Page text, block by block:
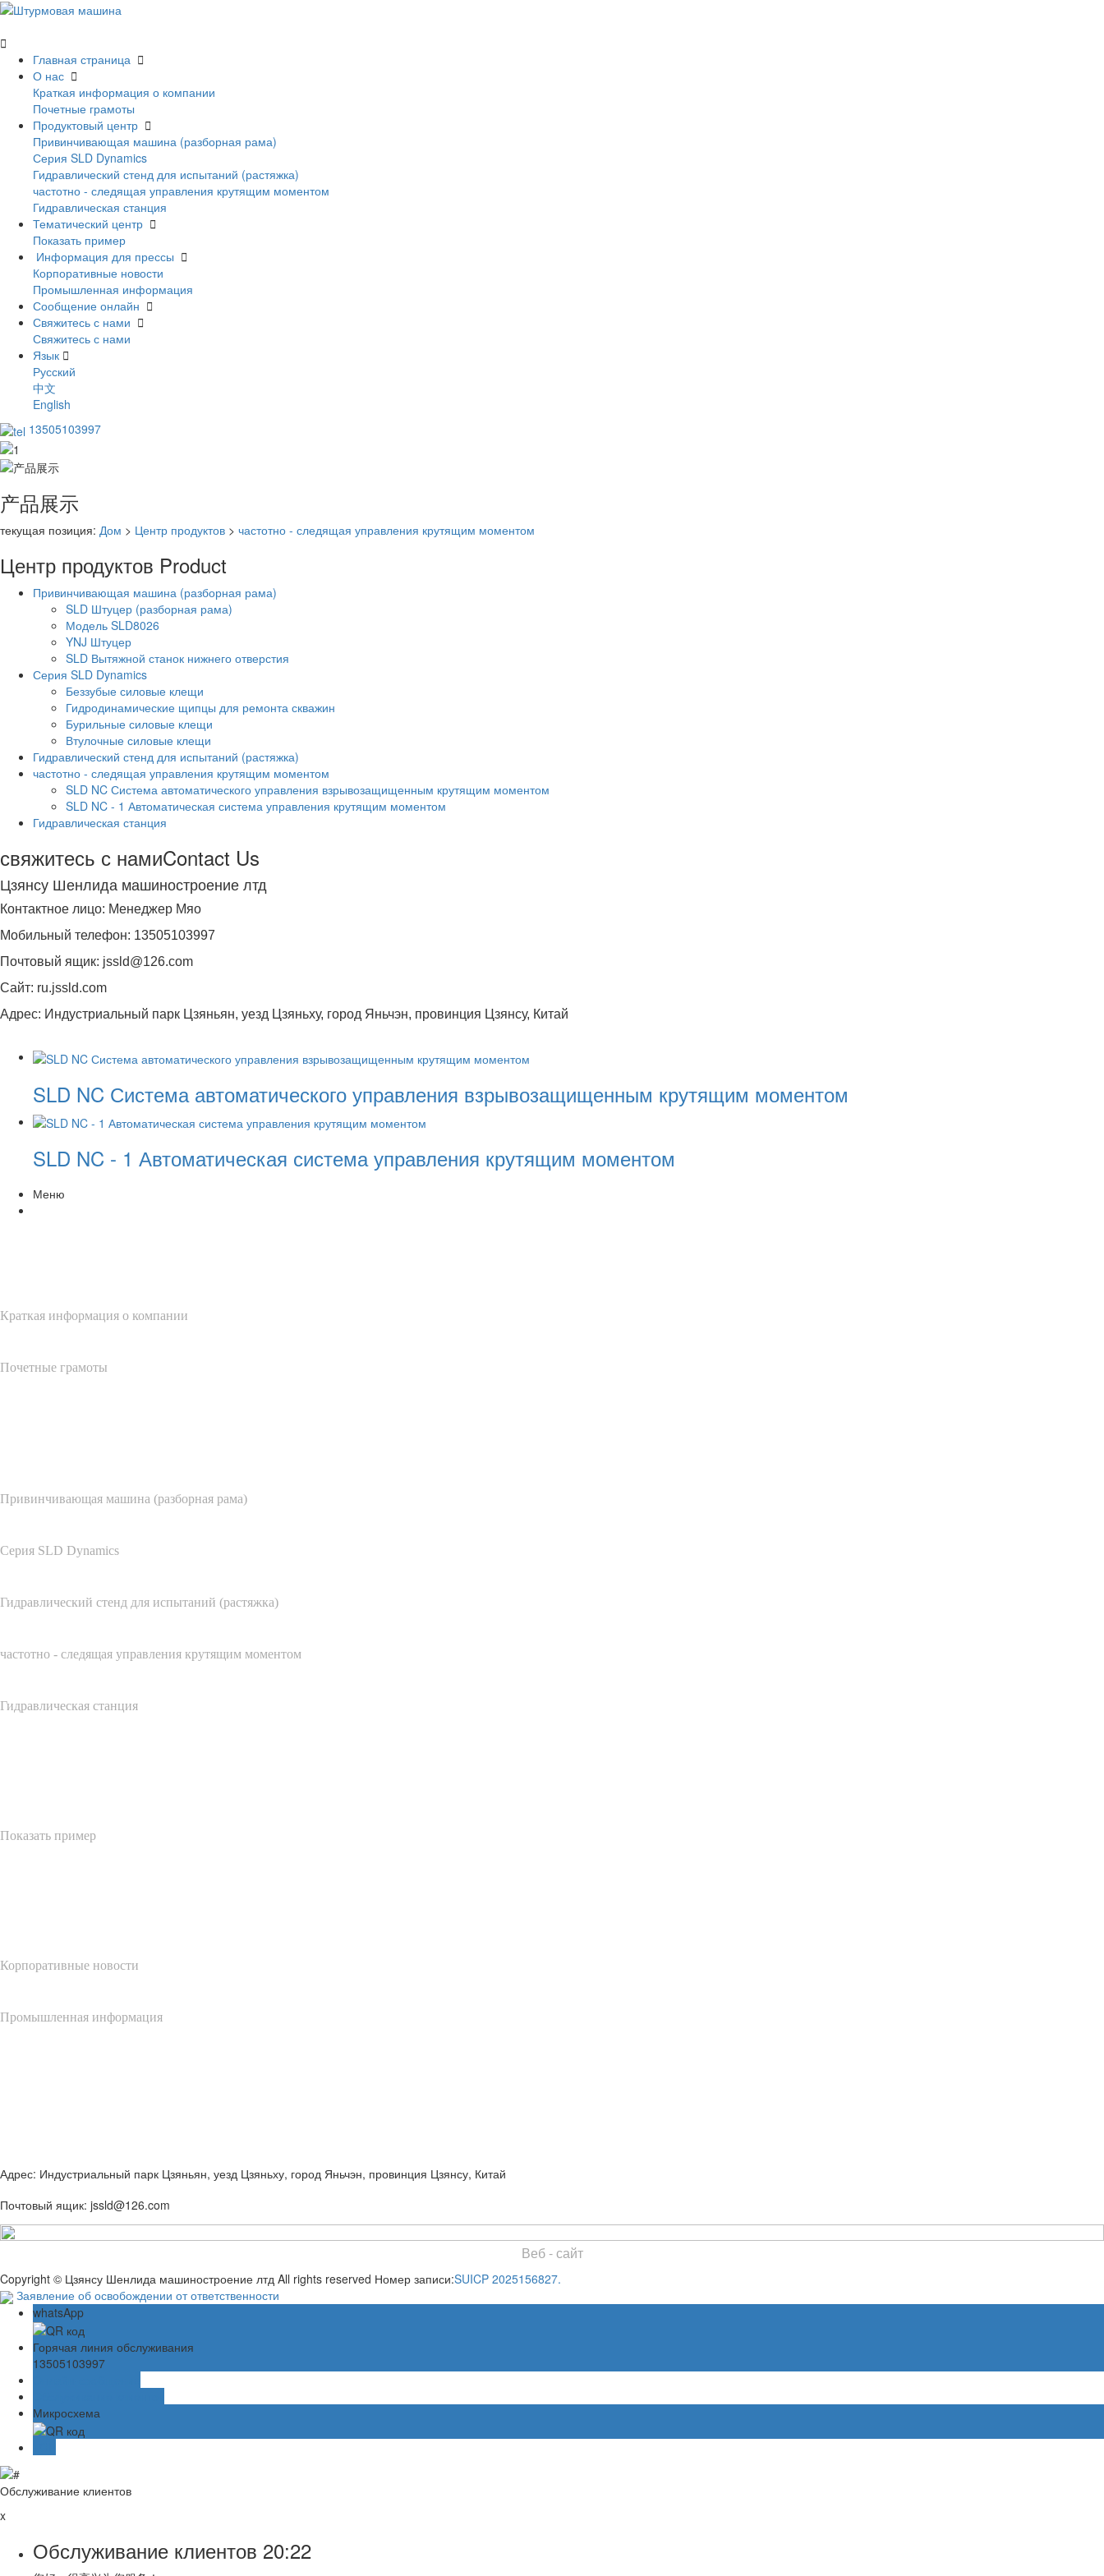

Главная страница 
О нас 
Краткая информация о компании
Почетные грамоты
Продуктовый центр 
Привинчивающая машина (разборная рама)
Серия SLD Dynamics
Гидравлический стенд для испытаний (растяжка)
частотно - следящая управления крутящим моментом
Гидравлическая станция
Тематический центр 
Показать пример
Информация для прессы 
Корпоративные новости
Промышленная информация
Сообщение онлайн 
Свяжитесь с нами 
Свяжитесь с нами
Язык 
Русский
中文
English
13505103997
产品展示
текущая позиция: Дом > Центр продуктов > частотно - следящая управления крутящим моментом
Центр продуктов Product
Привинчивающая машина (разборная рама)
SLD Штуцер (разборная рама)
Модель SLD8026
YNJ Штуцер
SLD Вытяжной станок нижнего отверстия
Серия SLD Dynamics
Беззубые силовые клещи
Гидродинамические щипцы для ремонта скважин
Бурильные силовые клещи
Втулочные силовые клещи
Гидравлический стенд для испытаний (растяжка)
частотно - следящая управления крутящим моментом
SLD NC Система автоматического управления взрывозащищенным крутящим моментом
SLD NC - 1 Автоматическая система управления крутящим моментом
Гидравлическая станция
свяжитесь с намиContact Us
Цзянсу Шенлида машиностроение лтд
Контактное лицо: Менеджер Мяо
Мобильный телефон: 13505103997
Почтовый ящик: jssld@126.com
Сайт: ru.jssld.com
Адрес: Индустриальный парк Цзяньян, уезд Цзяньху, город Яньчэн, провинция Цзянсу, Китай
SLD NC Система автоматического управления взрывозащищенным крутящим моментом
SLD NC - 1 Автоматическая система управления крутящим моментом
Меню
Краткая информация о компании
Почетные грамоты
Привинчивающая машина (разборная рама)
Серия SLD Dynamics
Гидравлический стенд для испытаний (растяжка)
частотно - следящая управления крутящим моментом
Гидравлическая станция
Показать пример
Корпоративные новости
Промышленная информация
Адрес: Индустриальный парк Цзяньян, уезд Цзяньху, город Яньчэн, провинция Цзянсу, Китай
Почтовый ящик: jssld@126.com
Веб - сайт
Copyright © Цзянсу Шенлида машиностроение лтд All rights reserved Номер записи:SUICP 2025156827.
Заявление об освобождении от ответственности
whatsApp
Горячая линия обслуживания
13505103997
Микросхема
Обслуживание клиентов
x
Обслуживание клиентов 20:22